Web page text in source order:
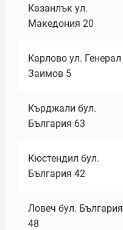
Казанлък ул.
Македония 20
Карлово ул. Генерал
Заимов 5
Кърджали бул.
България 63
Кюстендил бул.
България 42
Ловеч бул. България
48